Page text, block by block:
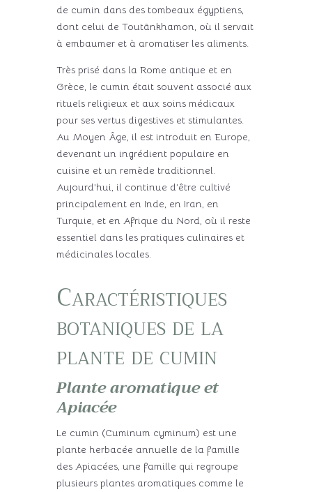
de cumin dans des tombeaux égyptiens,
dont celui de Toutânkhamon, où il servait
à embaumer et à aromatiser les aliments.
Très prisé dans la Rome antique et en
Grèce, le cumin était souvent associé aux
rituels religieux et aux soins médicaux
pour ses vertus digestives et stimulantes.
Au Moyen Âge, il est introduit en Europe,
devenant un ingrédient populaire en
cuisine et un remède traditionnel.
Aujourd’hui, il continue d’être cultivé
principalement en Inde, en Iran, en
Turquie, et en Afrique du Nord, où il reste
essentiel dans les pratiques culinaires et
médicinales locales.
Caractéristiques
botaniques de la
plante de cumin
Plante aromatique et
Apiacée
Le cumin (Cuminum cyminum) est une
plante herbacée annuelle de la famille
des Apiacées, une famille qui regroupe
plusieurs plantes aromatiques comme le